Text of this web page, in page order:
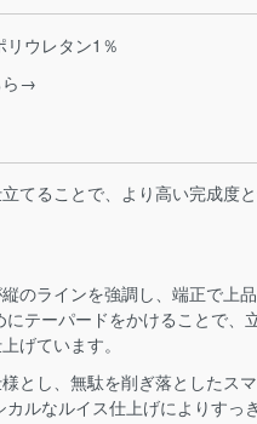
ウレタン1％
ら→
てることで、より高い完成度
のラインを強調し、端正で上
テーパードをかけることで、
げています。
とし、無駄を削ぎ落としたス
ルなルイス仕上げによりすっ